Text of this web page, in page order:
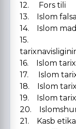
12. Fors tili
13. Islom
14. Islom
15.
16. Islom
17. Islom
18. Islom
19. Islom
20.
21. Kasb